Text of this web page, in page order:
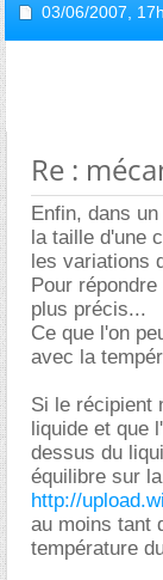
03/06/2007,
Re :
Enfin, dans
la taille d'une
les variations
Pour
plus précis...
Ce que l'on
avec la
Si le récipient
liquide et que
dessus du
équilibre sur
http://
au moins tant
température